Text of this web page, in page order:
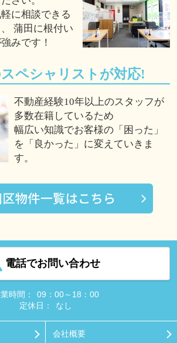
に相談できる
蒲田に根付い
みです！
ペシャリストが対応!
不動産経験10年以上のスタッフが
多数在籍しているため
幅広い知識でお客様の「困った」
を「良かった」に変えていきま
す。
電話でお問い合わせ
時間：
09：00～18：00
定休日：
なし
会社概要